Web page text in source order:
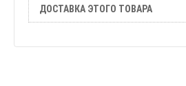
ДОСТАВКА ЭТОГО ТОВАРА